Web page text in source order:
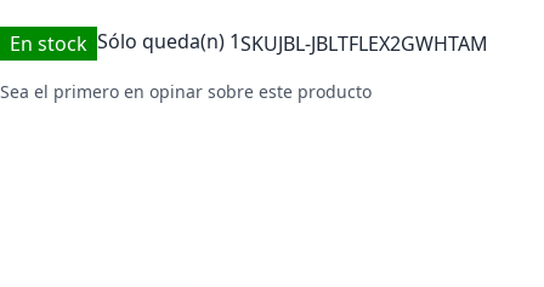
En stock Sólo queda(n) 1SKUJBL-JBLTFLEX2GWHTAM
Sea el primero en opinar sobre este producto